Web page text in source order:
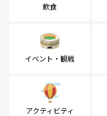
飲食
イベント・観戦
アクティビティ